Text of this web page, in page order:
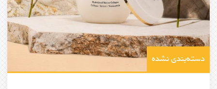
دسته‌بندی نشده